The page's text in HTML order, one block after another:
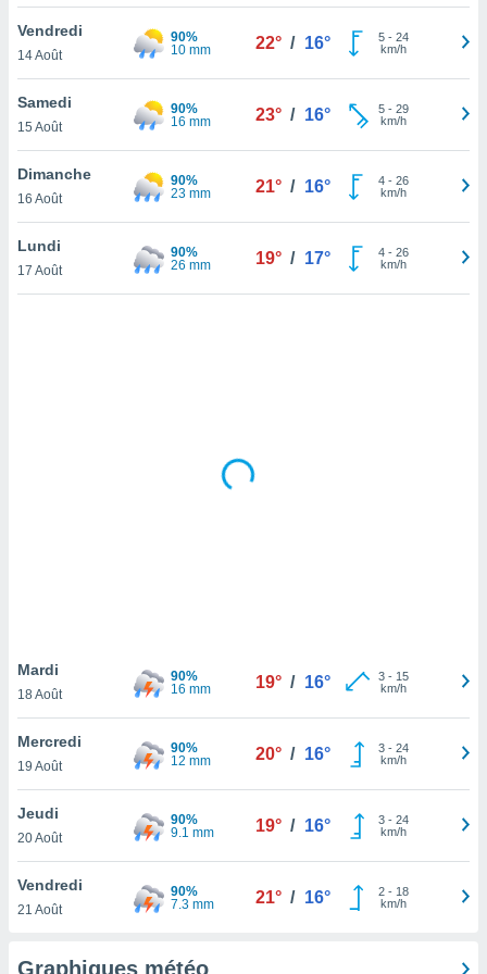
votre
à
en
le
notre
que
et que
Vendredi
14 Août
90%
10 mm
22° / 16° 5- 24
km/h
Samedi
15 Août
90%
16 mm
23° / 16° 5- 29
km/h
Dimanche
16 Août
90%
23 mm
21° / 16° 4- 26
km/h
Lundi
17 Août
90%
26 mm
19° / 17° 4- 26
km/h
Mardi
18 Août
90%
16 mm
19° / 16° 3- 15
km/h
Mercredi
19 Août
90%
12 mm
20° / 16° 3- 24
km/h
Jeudi
20 Août
90%
9.1 mm
19° / 16° 3- 24
km/h
Vendredi
21 Août
90%
7.3 mm
21° / 16° 2- 18
km/h
Graphiques météo